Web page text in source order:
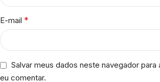
E-mail *
Salvar meus dados neste navegador para
eu comentar.